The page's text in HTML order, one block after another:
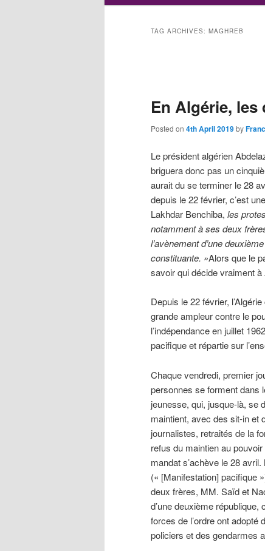
TAG ARCHIVES: MAGHREB
En Algérie, les
Posted on 4th April 2019by
Le président algérien
briguera donc pas un
aurait du se terminer le 28
depuis le 22 février, c’est
Lakhdar Benchiba, les
notamment à ses deux
l’avènement d’une
constituante. »Alors que le
savoir qui décide vraiment
Depuis le 22 février,
grande ampleur contre le
l’indépendance en juillet
pacifique et répartie sur
Chaque vendredi, premier
personnes se forment dans
jeunesse, qui, jusque-là, se
maintient, avec des sit-in et
journalistes, retraités de la
refus du maintien au
mandat s’achève le 28
(« [Manifestation] pacifique
deux frères, MM. Saïd et
d’une deuxième
forces de l’ordre ont
policiers et des gendarmes